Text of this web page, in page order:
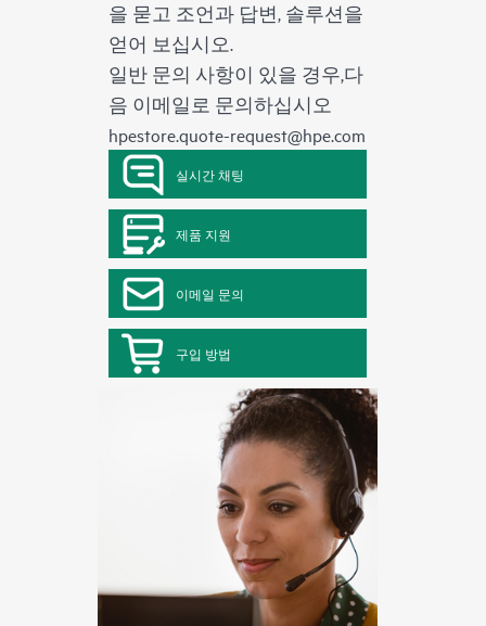
을 묻고 조언과 답변, 솔루션을
얻어 보십시오.
일반 문의 사항이 있을 경우,다
음 이메일로 문의하십시오
hpestore.quote-request@hpe.com
실시간 채팅
제품 지원
이메일 문의
구입 방법